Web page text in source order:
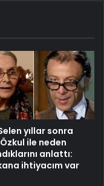
yıllar sonra
ile neden
anlattı:
ihtiyacım var